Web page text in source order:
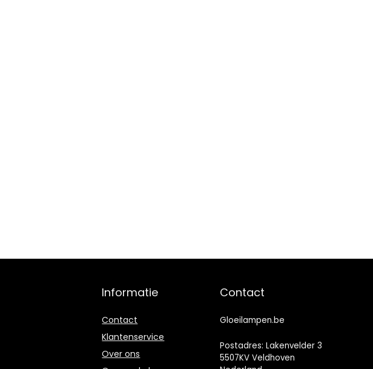
Informatie
Contact
Klantenservice
Over ons
Contact
Gloeilampen.be
Postadres: Lakenvelder 3
5507KV Veldhoven